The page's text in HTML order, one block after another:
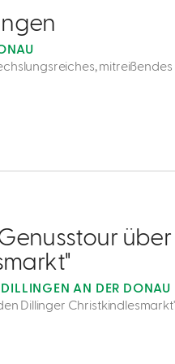
mitreißendes
AN DER DONAU
Dillinger